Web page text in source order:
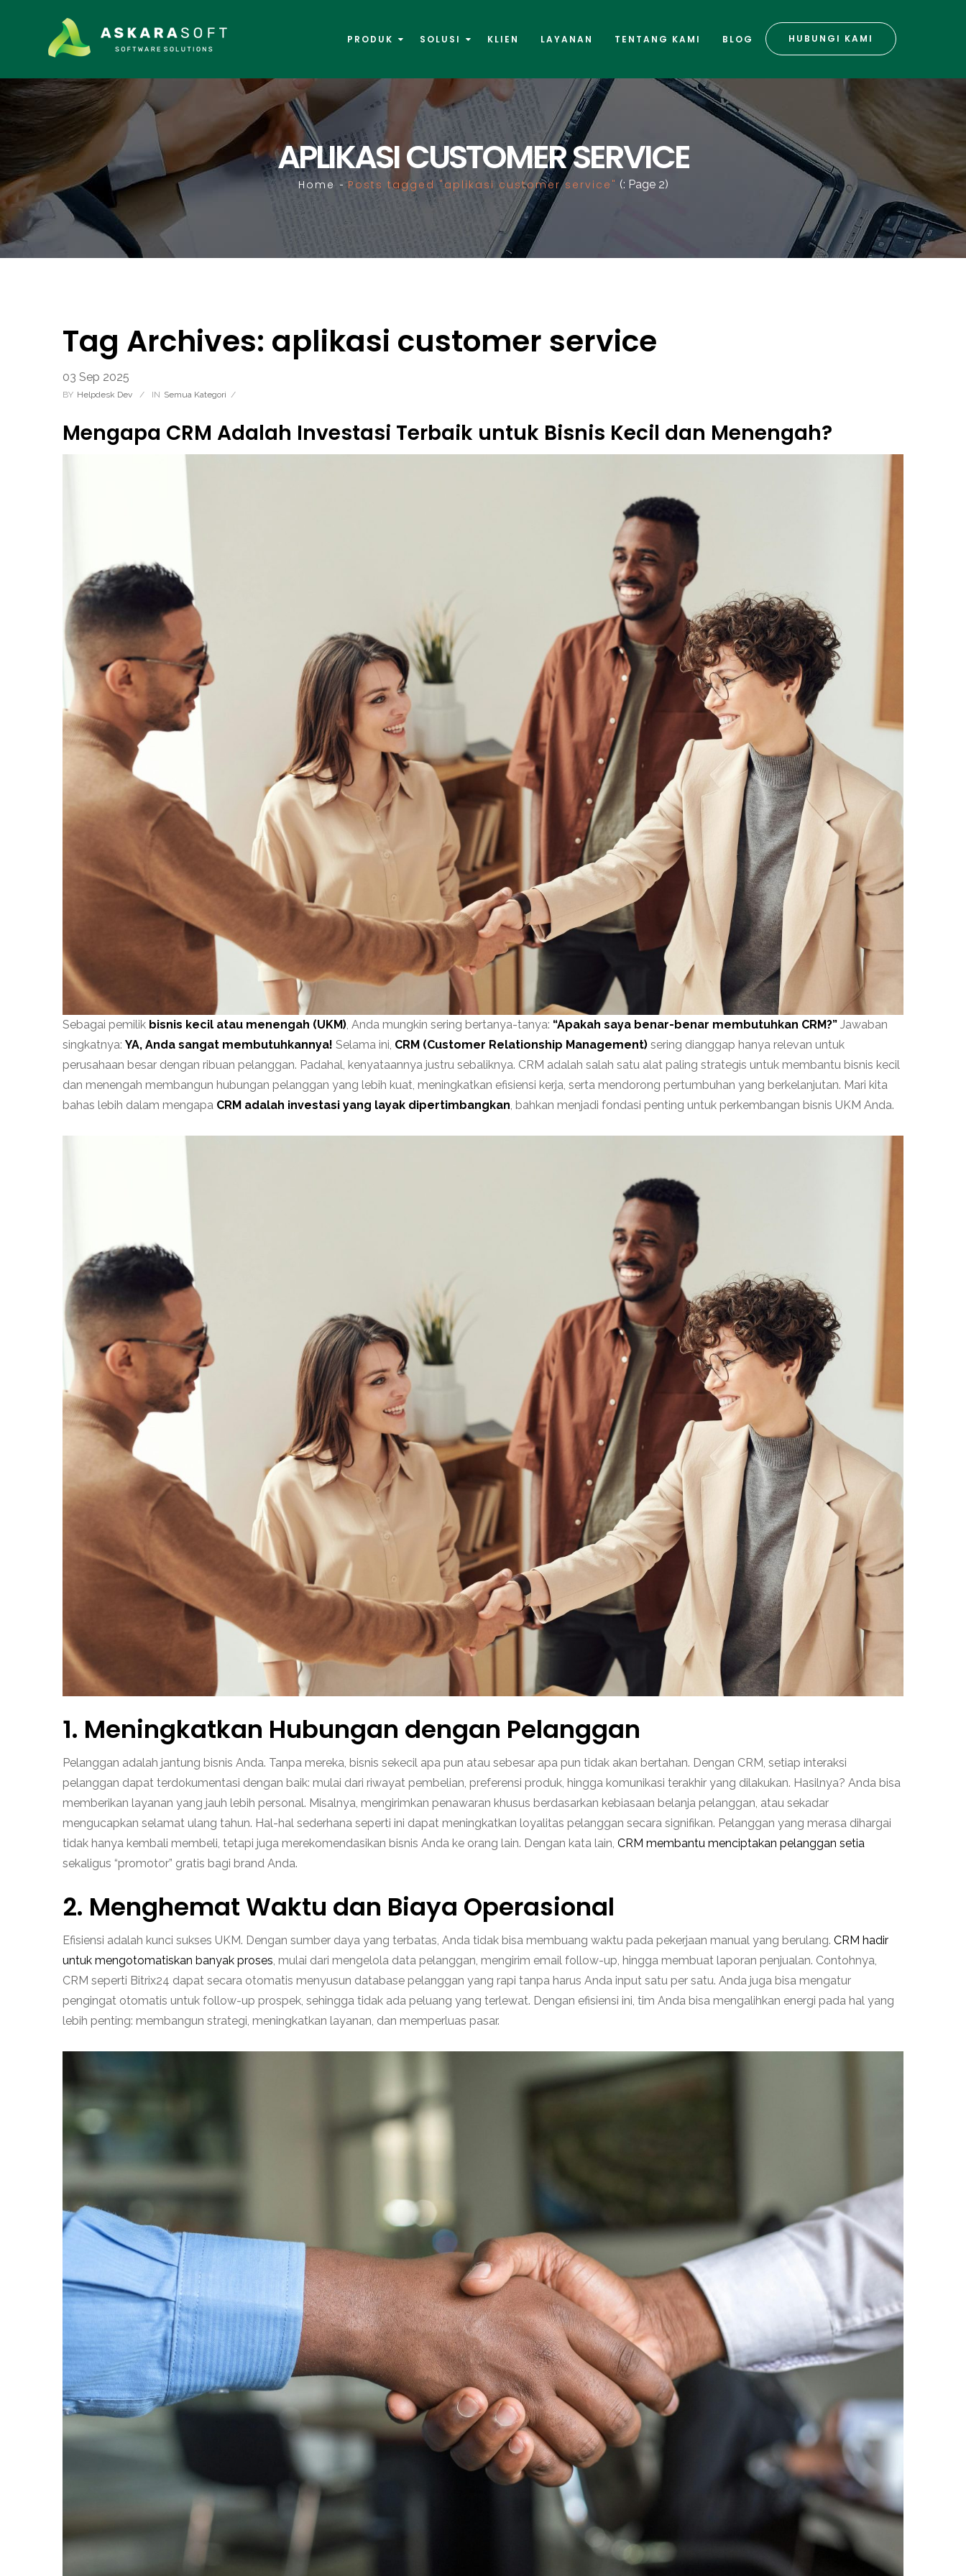
PRODUK SOLUSI KLIEN LAYANAN TENTANG KAMI BLOG HUBUNGI KAMI
APLIKASI CUSTOMER SERVICE
Home - Posts tagged "aplikasi customer service" (: Page 2)
Tag Archives: aplikasi customer service
03 Sep 2025
BY Helpdesk Dev / IN Semua Kategori /
Mengapa CRM Adalah Investasi Terbaik untuk Bisnis Kecil dan Menengah?
Sebagai pemilik bisnis kecil atau menengah (UKM), Anda mungkin sering bertanya-tanya: “Apakah saya benar-benar membutuhkan CRM?” Jawaban
singkatnya: YA, Anda sangat membutuhkannya! Selama ini, CRM (Customer Relationship Management) sering dianggap hanya relevan untuk
perusahaan besar dengan ribuan pelanggan. Padahal, kenyataannya justru sebaliknya. CRM adalah salah satu alat paling strategis untuk membantu bisnis kecil
dan menengah membangun hubungan pelanggan yang lebih kuat, meningkatkan efisiensi kerja, serta mendorong pertumbuhan yang berkelanjutan. Mari kita
bahas lebih dalam mengapa CRM adalah investasi yang layak dipertimbangkan, bahkan menjadi fondasi penting untuk perkembangan bisnis UKM Anda.
1. Meningkatkan Hubungan dengan Pelanggan
Pelanggan adalah jantung bisnis Anda. Tanpa mereka, bisnis sekecil apa pun atau sebesar apa pun tidak akan bertahan. Dengan CRM, setiap interaksi
pelanggan dapat terdokumentasi dengan baik: mulai dari riwayat pembelian, preferensi produk, hingga komunikasi terakhir yang dilakukan. Hasilnya? Anda bisa
memberikan layanan yang jauh lebih personal. Misalnya, mengirimkan penawaran khusus berdasarkan kebiasaan belanja pelanggan, atau sekadar
mengucapkan selamat ulang tahun. Hal-hal sederhana seperti ini dapat meningkatkan loyalitas pelanggan secara signifikan. Pelanggan yang merasa dihargai
tidak hanya kembali membeli, tetapi juga merekomendasikan bisnis Anda ke orang lain. Dengan kata lain, CRM membantu menciptakan pelanggan setia
sekaligus “promotor” gratis bagi brand Anda.
2. Menghemat Waktu dan Biaya Operasional
Efisiensi adalah kunci sukses UKM. Dengan sumber daya yang terbatas, Anda tidak bisa membuang waktu pada pekerjaan manual yang berulang. CRM hadir
untuk mengotomatiskan banyak proses, mulai dari mengelola data pelanggan, mengirim email follow-up, hingga membuat laporan penjualan. Contohnya,
CRM seperti Bitrix24 dapat secara otomatis menyusun database pelanggan yang rapi tanpa harus Anda input satu per satu. Anda juga bisa mengatur
pengingat otomatis untuk follow-up prospek, sehingga tidak ada peluang yang terlewat. Dengan efisiensi ini, tim Anda bisa mengalihkan energi pada hal yang
lebih penting: membangun strategi, meningkatkan layanan, dan memperluas pasar.